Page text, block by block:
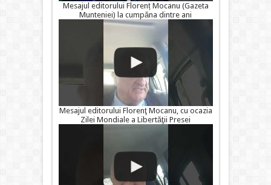
Mesajul editorului Florenț Mocanu (Gazeta
Munteniei) la cumpăna dintre ani
Mesajul editorului Florenţ Mocanu, cu ocazia
Zilei Mondiale a Libertăţii Presei